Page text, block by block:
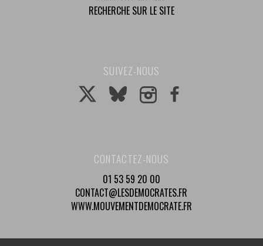
RECHERCHE SUR LE SITE
SUIVEZ-NOUS
CONTACTEZ-NOUS
01 53 59 20 00
CONTACT@LESDEMOCRATES.FR
WWW.MOUVEMENTDEMOCRATE.FR